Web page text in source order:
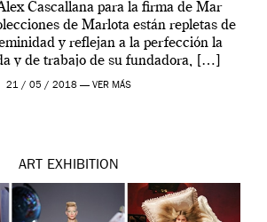
Cascallana para la firma de Mar
de Marlota están repletas de
y reflejan a la perfección la
y de trabajo de su fundadora, […]
21 / 05 / 2018 — VER MÁS
ART EXHIBITION